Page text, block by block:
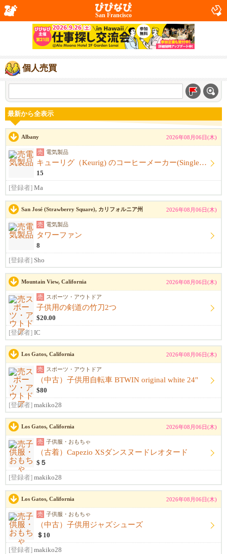
San Francisco
個人売買
最新から全表示
Albany 2026年08月06日(木)
売 電気製品
キューリグ（Keurig) のコーヒーメーカー(Single Serve Coffee) Maker
15
[登録者] Ma
San José (Strawberry Square), カリフォルニア州 2026年08月06日(木)
売 電気製品
タワーファン
8
[登録者] Sho
Mountain View, California 2026年08月06日(木)
売 スポーツ・アウトドア
子供用の剣道の竹刀2つ
$20.00
[登録者] IC
Los Gatos, California 2026年08月06日(木)
売 スポーツ・アウトドア
（中古）子供用自転車 BTWIN original white 24"
$80
[登録者] makiko28
Los Gatos, California 2026年08月06日(木)
売 子供服・おもちゃ
（古着）Capezio XSダンスヌードレオタード
$５
[登録者] makiko28
Los Gatos, California 2026年08月06日(木)
売 子供服・おもちゃ
（中古）子供用ジャズシューズ
＄10
[登録者] makiko28